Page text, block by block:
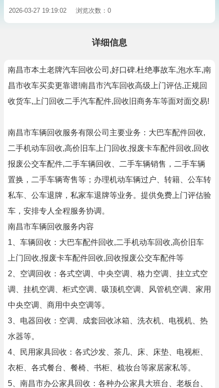
2026-03-27 19:19:02 浏览次数：0
详细信息
南昌市本土老牌汽车回收公司,好口碑.杜绝事故车,泡水车,南
昌市收车买卖更靠谱!南昌市汽车回收高级上门评估,正规回
收货车,上门回收二手汽车配件,回收旧商务车等面对面交易!
南昌市车辆回收服务有限公司主要业务：大巴车配件回收,
二手机动车回收,高价旧车上门回收,报废卡车配件回收,回收
报废公交车配件,二手车辆回收、二手车辆销售，二手车辆
置换，二手车辆寄售等；办理机动车辆过户、转籍、公车转
私车、公车退牌，私家车退牌等业务。提供免费上门评估验
车，安排专人全程服务协调。
南昌市车辆回收服务内容
1、车辆回收：大巴车配件回收,二手机动车回收,高价旧车
上门回收,报废卡车配件回收,回收报废公交车配件等
2、空调回收：各式空调、中央空调、格力空调、挂立式空
调、挂机空调、柜式空调、吸顶机空调、风管机空调、家用
中央空调、商用中央空调等。
3、电器回收：空调、成套回收冰箱、洗衣机、电视机、热
水器等。
4、民用家具回收：各式沙发、茶几、床、床垫、电视柜、
衣柜、各式餐台、餐椅、书柜、梳妆台等家居家私等。
5、南昌市办公家具回收：各种办公家具大班台、老板台、